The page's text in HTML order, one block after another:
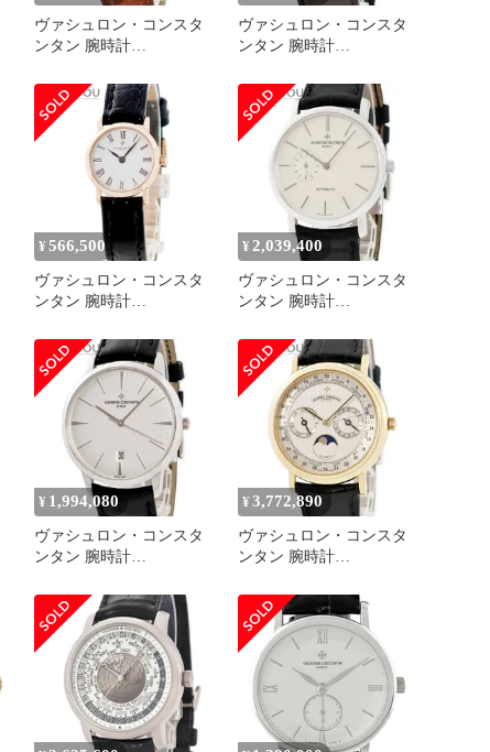
ヴァシュロン・コンスタ
ンタン 腕時計
ブランド
ヴァシュロン・コンスタ
ンタン 腕時計
み ブランド
¥ 566,500
ヴァシュロン・コンスタ
ンタン 腕時計
み ブランド
¥ 2,039,400
ヴァシュロン・コンスタ
ンタン 腕時計
ランド
¥ 1,994,080
ヴァシュロン・コンスタ
ンタン 腕時計
み ブランド
¥ 3,772,890
ヴァシュロン・コンスタ
ンタン 腕時計
ランド